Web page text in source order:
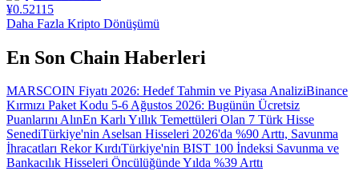
¥0.52115
Daha Fazla Kripto Dönüşümü
En Son Chain Haberleri
MARSCOIN Fiyatı 2026: Hedef Tahmin ve Piyasa AnaliziBinance
Kırmızı Paket Kodu 5-6 Ağustos 2026: Bugünün Ücretsiz
Puanlarını AlınEn Karlı Yıllık Temettüleri Olan 7 Türk Hisse
SenediTürkiye'nin Aselsan Hisseleri 2026'da %90 Arttı, Savunma
İhracatları Rekor KırdıTürkiye'nin BIST 100 İndeksi Savunma ve
Bankacılık Hisseleri Öncülüğünde Yılda %39 Arttı